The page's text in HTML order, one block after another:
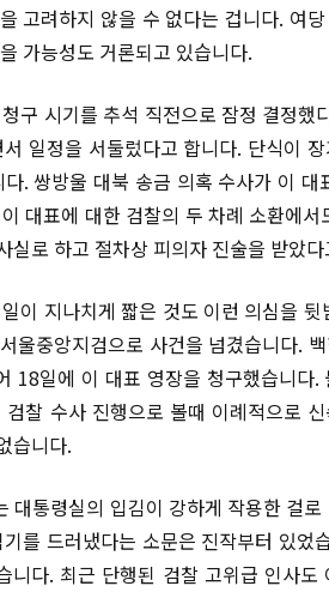
고려하지 않을 수 없다는 겁니다. 여
가능성도 거론되고 있습니다.
구 시기를 추석 직전으로 잠정 결정했
일정을 서둘렀다고 합니다. 단식이
. 쌍방울 대북 송금 의혹 수사가 이
대표에 대한 검찰의 두 차례 소환에
로 하고 절차상 피의자 진술을 받았
이 지나치게 짧은 것도 이런 의심을
울중앙지검으로 사건을 넘겼습니다.
18일에 이 대표 영장을 청구했습니다.
찰 수사 진행으로 볼때 이례적으로
습니다.
대통령실의 입김이 강하게 작용한 걸
를 드러냈다는 소문은 진작부터 있었
니다. 최근 단행된 검찰 고위급 인사도